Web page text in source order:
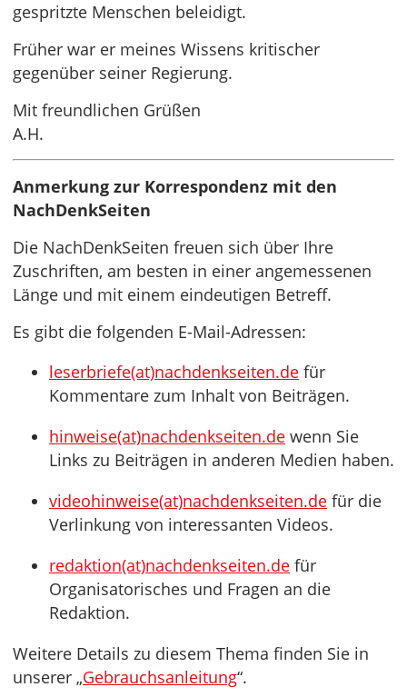
gespritzte Menschen beleidigt.
Früher war er meines Wissens kritischer
gegenüber seiner Regierung.
Mit freundlichen Grüßen
A.H.
Anmerkung zur Korrespondenz mit den
NachDenkSeiten
Die NachDenkSeiten freuen sich über Ihre
Zuschriften, am besten in einer angemessenen
Länge und mit einem eindeutigen Betreff.
Es gibt die folgenden E-Mail-Adressen:
leserbriefe(at)nachdenkseiten.de für
Kommentare zum Inhalt von Beiträgen.
hinweise(at)nachdenkseiten.de wenn Sie
Links zu Beiträgen in anderen Medien haben.
videohinweise(at)nachdenkseiten.de für die
Verlinkung von interessanten Videos.
redaktion(at)nachdenkseiten.de für
Organisatorisches und Fragen an die
Redaktion.
Weitere Details zu diesem Thema finden Sie in
unserer „Gebrauchsanleitung“.